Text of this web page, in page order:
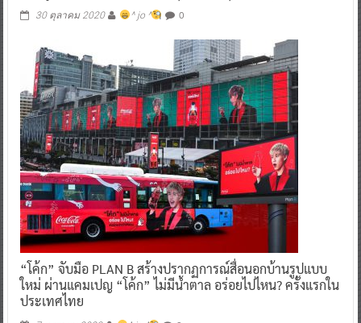
30 ตุลาคม 2020 ^ jo ^ 0
“โค้ก” จับมือ PLAN B สร้างปรากฏการณ์สื่อนอกบ้านรูปแบบ
ใหม่ ผ่านแคมเปญ “โค้ก” ไม่มีน้ำตาล อร่อยไปไหน? ครั้งแรกใน
ประเทศไทย